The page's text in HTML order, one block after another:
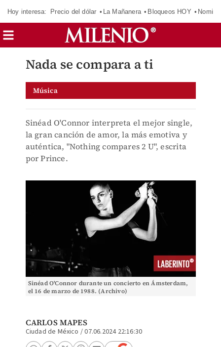
Hoy interesa: Precio del dólar La Mañanera Bloqueos HOY
Nada se compara a ti
Música
Sinéad O'Connor interpreta el mejor single,
la gran canción de amor, la más emotiva y
auténtica, "Nothing compares 2 U", escrita
por Prince.
Sinéad O'Connor durante un concierto en Ámsterdam,
el 16 de marzo de 1988. (Archivo)
CARLOS MAPES
Ciudad de México /07.06.2024 22:16:30